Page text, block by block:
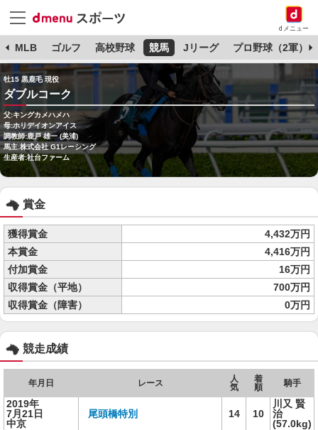
dメニュー
MLB ゴルフ 高校野球 競馬 Jリーグ プロ野球（2軍）
牡15 黒鹿毛 現役
ダブルコーク
父:キングカメハメハ
母:ホリデイオンアイス
調教師:鹿戸 雄一 (美浦)
馬主:株式会社 G1レーシング
生産者:社台ファーム
賞金
獲得賞金
4,432万円
本賞金
4,416万円
付加賞金
16万円
収得賞金（平地）
700万円
収得賞金（障害）
0万円
競走成績
年月日 レース
人
気
着
順
騎手
2019年
7月21日
中京
尾頭橋特別 14 10
川又 賢
治
(57.0kg)